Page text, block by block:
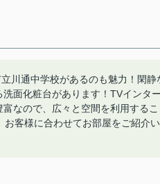
川通中学校があるのも魅力！閑静
面化粧台があります！TVインタ
なので、広々と空間を利用する
客様に合わせてお部屋をご紹介い